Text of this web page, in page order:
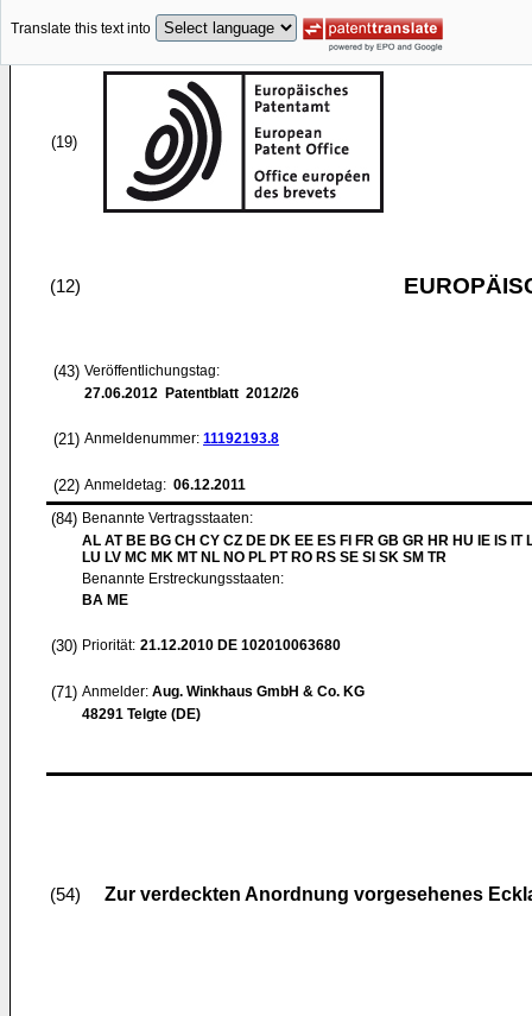
Translate this text into
(19)
(12)
(43) Veröffentlichungstag:
27.06.2012 Patentblatt 2012/26
(21) Anmeldenummer: 11192193.8
(22) Anmeldetag: 06.12.2011
(84) Benannte Vertragsstaaten:
AL AT BE BG CH CY CZ DE DK EE ES FI FR GB GR HR HU IE IS IT
LU LV MC MK MT NL NO PL PT RO RS SE SI SK SM TR
Benannte Erstreckungsstaaten:
BA ME
(30) Priorität: 21.12.2010 DE 102010063680
(71) Anmelder: Aug. Winkhaus GmbH & Co. KG
48291 Telgte (DE)
(54) Zur verdeckten Anordnung vorgesehenes